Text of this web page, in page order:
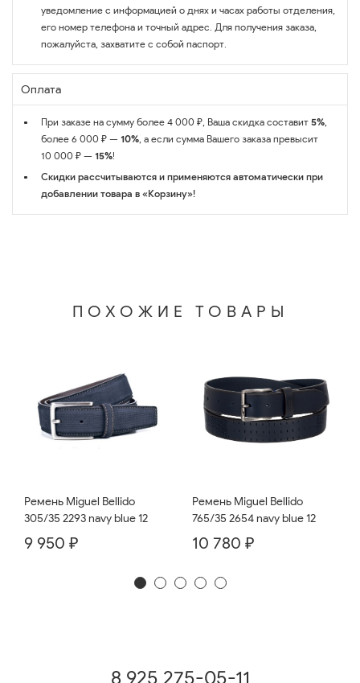
уведомление с информацией о днях и часах работы отделения,
его номер телефона и точный адрес. Для получения заказа,
пожалуйста, захватите с собой паспорт.
Оплата
При заказе на сумму более 4 000 ₽, Ваша скидка составит 5%,
более 6 000 ₽ — 10%, а если сумма Вашего заказа превысит
10 000 ₽ — 15%!
Скидки рассчитываются и применяются автоматически при
добавлении товара в «Корзину»!
ПОХОЖИЕ ТОВАРЫ
Ремень Miguel Bellido
305/35 2293 navy blue 12
9 950 ₽
Ремень Miguel Bellido
765/35 2654 navy blue 12
10 780 ₽
8 925 275-05-11